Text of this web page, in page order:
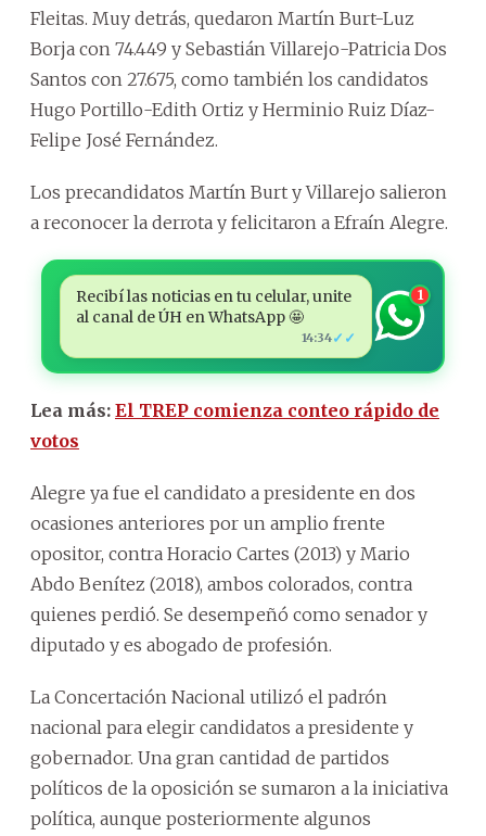
Fleitas. Muy detrás, quedaron Martín Burt-Luz
Borja con 74.449 y Sebastián Villarejo-Patricia Dos
Santos con 27.675, como también los candidatos
Hugo Portillo-Edith Ortiz y Herminio Ruiz Díaz-
Felipe José Fernández.
Los precandidatos Martín Burt y Villarejo salieron
a reconocer la derrota y felicitaron a Efraín Alegre.
Recibí las noticias en tu celular, unite
al canal de ÚH en WhatsApp 🤩
14:34✓✓
1
Lea más: El TREP comienza conteo rápido de
votos
Alegre ya fue el candidato a presidente en dos
ocasiones anteriores por un amplio frente
opositor, contra Horacio Cartes (2013) y Mario
Abdo Benítez (2018), ambos colorados, contra
quienes perdió. Se desempeñó como senador y
diputado y es abogado de profesión.
La Concertación Nacional utilizó el padrón
nacional para elegir candidatos a presidente y
gobernador. Una gran cantidad de partidos
políticos de la oposición se sumaron a la iniciativa
política, aunque posteriormente algunos